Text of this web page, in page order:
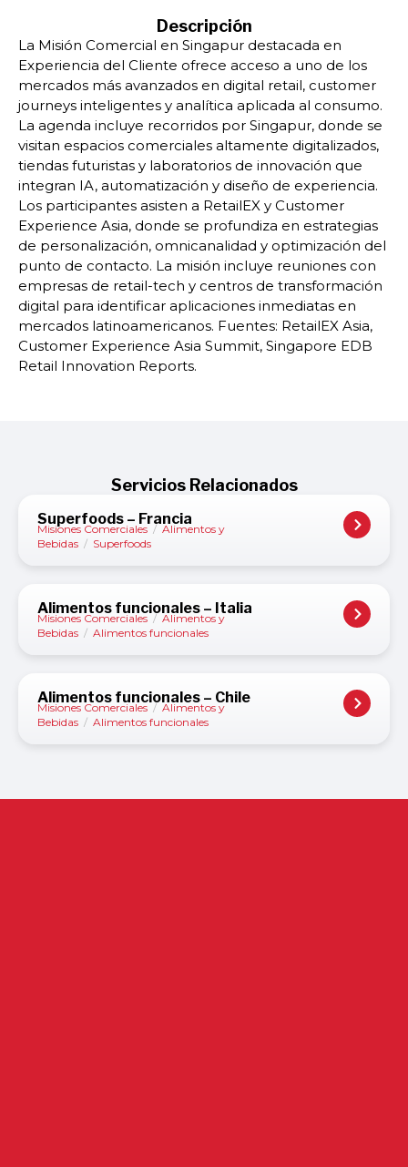
Descripción
La Misión Comercial en Singapur destacada en
Experiencia del Cliente ofrece acceso a uno de los
mercados más avanzados en digital retail, customer
journeys inteligentes y analítica aplicada al consumo.
La agenda incluye recorridos por Singapur, donde se
visitan espacios comerciales altamente digitalizados,
tiendas futuristas y laboratorios de innovación que
integran IA, automatización y diseño de experiencia.
Los participantes asisten a RetailEX y Customer
Experience Asia, donde se profundiza en estrategias
de personalización, omnicanalidad y optimización del
punto de contacto. La misión incluye reuniones con
empresas de retail-tech y centros de transformación
digital para identificar aplicaciones inmediatas en
mercados latinoamericanos. Fuentes: RetailEX Asia,
Customer Experience Asia Summit, Singapore EDB
Retail Innovation Reports.
Servicios Relacionados
Superfoods – Francia
Misiones Comerciales / Alimentos y
Bebidas / Superfoods
Alimentos funcionales – Italia
Misiones Comerciales / Alimentos y
Bebidas / Alimentos funcionales
Alimentos funcionales – Chile
Misiones Comerciales / Alimentos y
Bebidas / Alimentos funcionales